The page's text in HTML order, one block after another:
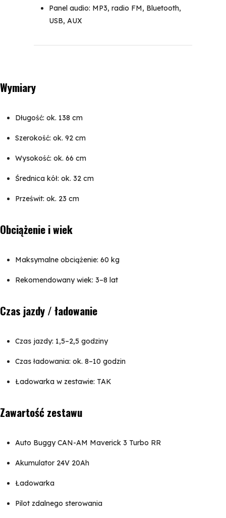
Panel audio: MP3, radio FM, Bluetooth,
USB, AUX
Wymiary
Długość: ok. 138 cm
Szerokość: ok. 92 cm
Wysokość: ok. 66 cm
Średnica kół: ok. 32 cm
Prześwit: ok. 23 cm
Obciążenie i wiek
Maksymalne obciążenie: 60 kg
Rekomendowany wiek: 3–8 lat
Czas jazdy / ładowanie
Czas jazdy: 1,5–2,5 godziny
Czas ładowania: ok. 8–10 godzin
Ładowarka w zestawie: TAK
Zawartość zestawu
Auto Buggy CAN-AM Maverick 3 Turbo RR
Akumulator 24V 20Ah
Ładowarka
Pilot zdalnego sterowania